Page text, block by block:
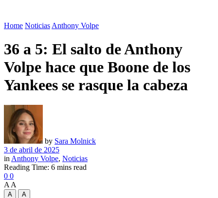
Home Noticias Anthony Volpe
36 a 5: El salto de Anthony
Volpe hace que Boone de los
Yankees se rasque la cabeza
by Sara Molnick
3 de abril de 2025
in Anthony Volpe, Noticias
Reading Time: 6 mins read
0 0
A A
A
A